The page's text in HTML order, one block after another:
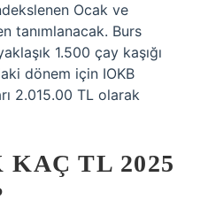
Ocak ve
tanımlanacak. Burs
1.500 çay kaşığı
dönem için IOKB
2.015.00 TL olarak
KAÇ TL 2025